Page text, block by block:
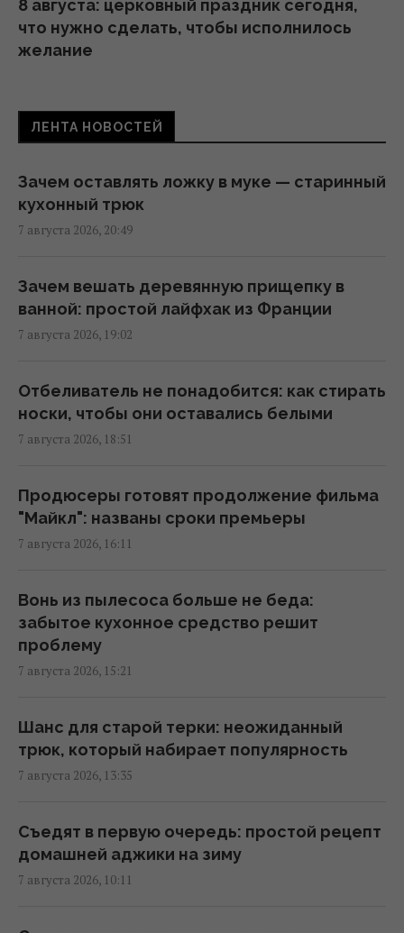
8 августа: церковный праздник сегодня,
что нужно сделать, чтобы исполнилось
желание
Поражают воображение: какие самые
06:27 суббота, 08 августа 2026
Пчелы ориентируются не только по солнцу
"компас"
05:24 суббота, 08 августа 2026
молодежь выбрасывает их ценности на
свалку
04:22 суббота, 08 августа 2026
Солнечная электростанция перегородила
привычные маршруты животных: они
нашли выход
Эксперты назвали 10 фактов о Праге,
которые стоит знать перед поездкой
01:15 суббота, 08 августа 2026
Одна фраза мгновенно поставит на место
высокомерного человека: психолог
раскрыла секрет
В печально известных Boeing-737 нашли
еще одну проблему
ЛЕНТА НОВОСТЕЙ
Зачем оставлять ложку в муке — старинный
кухонный трюк
7 августа 2026, 20:49
Зачем вешать деревянную прищепку в
ванной: простой лайфхак из Франции
7 августа 2026, 19:02
Отбеливатель не понадобится: как стирать
носки, чтобы они оставались белыми
7 августа 2026, 18:51
Продюсеры готовят продолжение фильма
"Майкл": названы сроки премьеры
7 августа 2026, 16:11
Вонь из пылесоса больше не беда:
забытое кухонное средство решит
проблему
7 августа 2026, 15:21
Шанс для старой терки: неожиданный
трюк, который набирает популярность
7 августа 2026, 13:35
Съедят в первую очередь: простой рецепт
домашней аджики на зиму
7 августа 2026, 10:11